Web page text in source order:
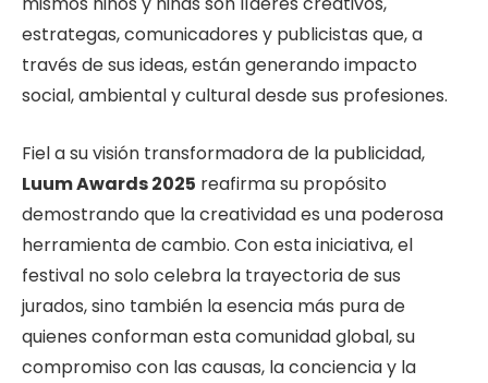
estrategas, comunicadores y publicistas que, a
través de sus ideas, están generando impacto
social, ambiental y cultural desde sus profesiones.
Fiel a su visión transformadora de la publicidad,
Luum Awards 2025 reafirma su propósito
demostrando que la creatividad es una poderosa
herramienta de cambio. Con esta iniciativa, el
festival no solo celebra la trayectoria de sus
jurados, sino también la esencia más pura de
quienes conforman esta comunidad global, su
compromiso con las causas, la conciencia y la